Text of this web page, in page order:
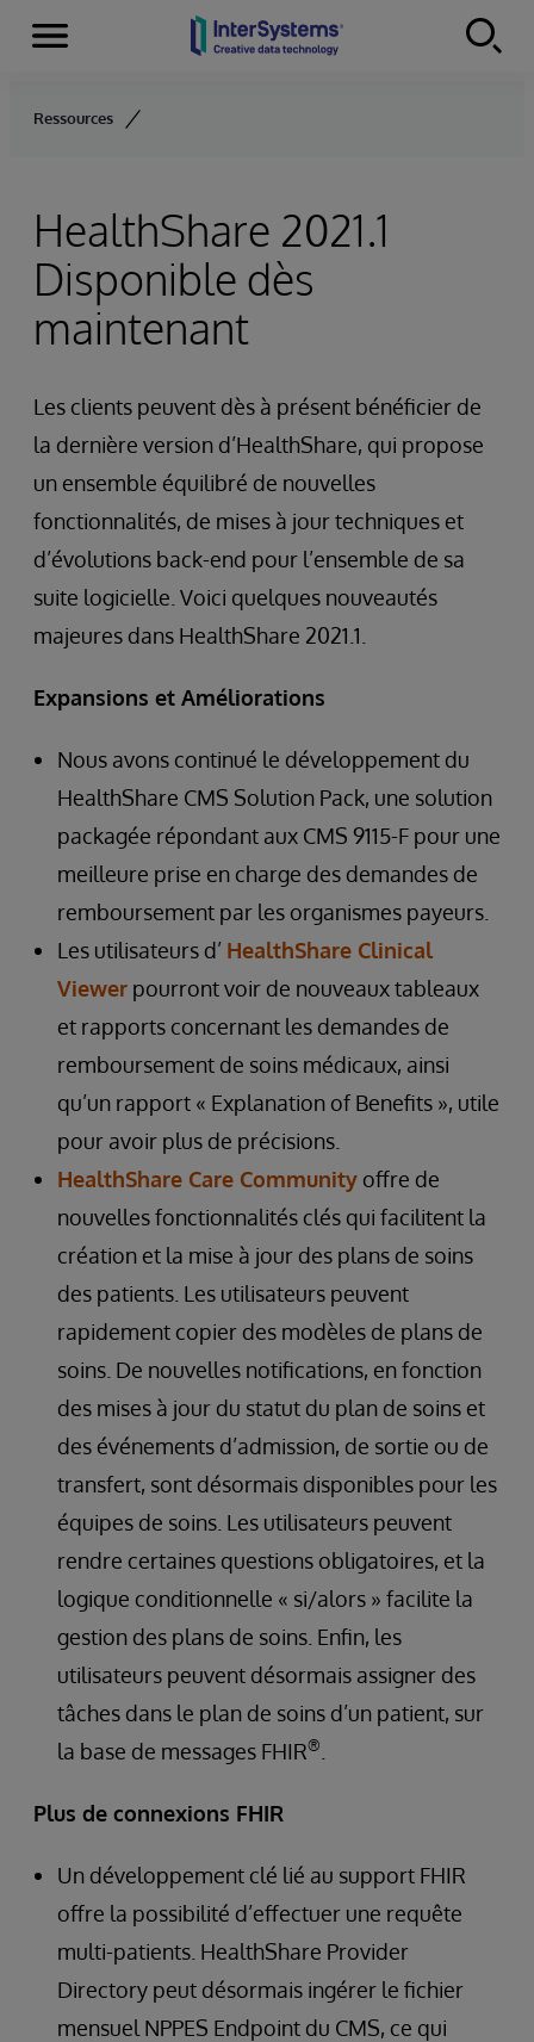
Skip to content
Menu
Ressources
HealthShare 2021.1
Disponible dès
maintenant
Les clients peuvent dès à présent bénéficier de
la dernière version d’HealthShare, qui propose
un ensemble équilibré de nouvelles
fonctionnalités, de mises à jour techniques et
d’évolutions back-end pour l’ensemble de sa
suite logicielle. Voici quelques nouveautés
majeures dans HealthShare 2021.1.
Expansions et Améliorations
Nous avons continué le développement du
HealthShare CMS Solution Pack, une solution
packagée répondant aux CMS 9115-F pour une
meilleure prise en charge des demandes de
remboursement par les organismes payeurs.
Les utilisateurs d’ HealthShare Clinical
Viewer pourront voir de nouveaux tableaux
et rapports concernant les demandes de
remboursement de soins médicaux, ainsi
qu’un rapport « Explanation of Benefits », utile
pour avoir plus de précisions.
HealthShare Care Community offre de
nouvelles fonctionnalités clés qui facilitent la
création et la mise à jour des plans de soins
des patients. Les utilisateurs peuvent
rapidement copier des modèles de plans de
soins. De nouvelles notifications, en fonction
des mises à jour du statut du plan de soins et
des événements d’admission, de sortie ou de
transfert, sont désormais disponibles pour les
équipes de soins. Les utilisateurs peuvent
rendre certaines questions obligatoires, et la
logique conditionnelle « si/alors » facilite la
gestion des plans de soins. Enfin, les
utilisateurs peuvent désormais assigner des
tâches dans le plan de soins d’un patient, sur
la base de messages FHIR®
Plus de connexions FHIR
Un développement clé lié au support FHIR
offre la possibilité d’effectuer une requête
multi-patients. HealthShare Provider
Directory peut désormais ingérer le fichier
mensuel NPPES Endpoint du CMS, ce qui